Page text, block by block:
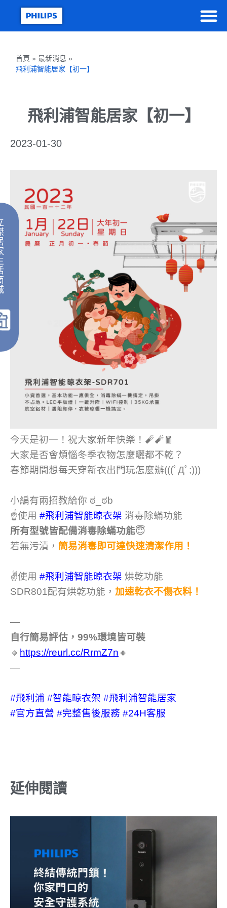
首頁 » 最新消息 »
飛利浦智能居家【初一】
飛利浦智能居家【初一】
2023-01-30
今天是初一！祝大家新年快樂！🧨🧨🧧
大家是否會煩惱冬季衣物怎麼曬都不乾？
春節期間想每天穿新衣出門玩怎麼辦(((ﾟДﾟ;)))
小編有兩招教給你 ಠ_ಠb
☝️使用 #飛利浦智能晾衣架 消毒除蟎功能
所有型號皆配備消毒除蟎功能😇
若無污漬， 簡易消毒即可達快速清潔作用！
✌️使用 #飛利浦智能晾衣架 烘乾功能
SDR801配有烘乾功能， 加速乾衣不傷衣料！
—
自行簡易評估，99%環境皆可裝
🔸 https://reurl.cc/RrmZ7n🔸
—
#飛利浦 #智能晾衣架 #飛利浦智能居家
#官方直營 #完整售後服務 #24H客服
延伸閱讀